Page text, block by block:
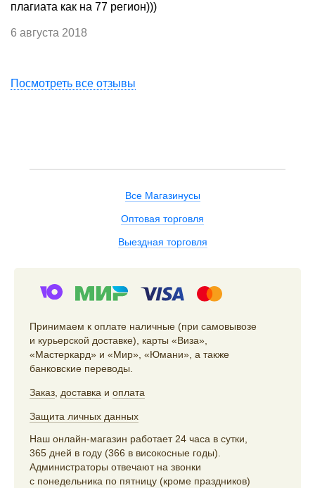
плагиата как на 77 регион)))
6 августа 2018
Посмотреть все отзывы
Все Магазинусы
Оптовая торговля
Выездная торговля
Принимаем к оплате наличные (при самовывозе
и курьерской доставке), карты «Виза»,
«Мастеркард» и «Мир», «Юмани», а также
банковские переводы.
Заказ, доставка и оплата
Защита личных данных
Наш онлайн-магазин работает 24 часа в сутки,
365 дней в году (366 в високосные годы).
Администраторы отвечают на звонки
с понедельника по пятницу (кроме праздников)